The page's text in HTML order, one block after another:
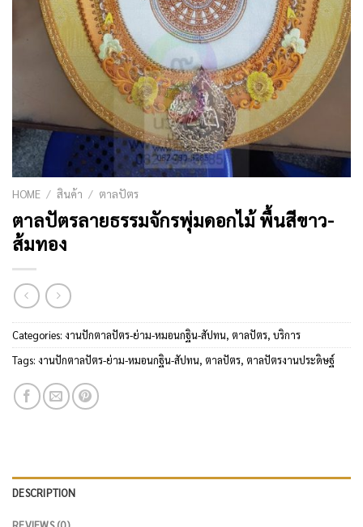
HOME / สินค้า / ตาลปัตร
ตาลปัตรลายธรรมจักรพุ่มดอกไม้ พื้นสีขาว-
ส้มทอง
Categories: งานปักตาลปัตร-ย่าม-หมอนกฐิน-สัปทน, ตาลปัตร, บริการ
Tags: งานปักตาลปัตร-ย่าม-หมอนกฐิน-สัปทน, ตาลปัตร, ตาลปัตรงานประดิษฐ์
DESCRIPTION